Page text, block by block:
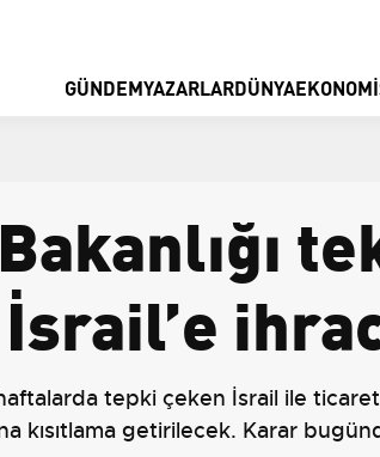
GÜNDEMYAZARLARDÜNYAEKONOMI
tepki çeken İsrail ile
kısıtlama getirilecek. Karar